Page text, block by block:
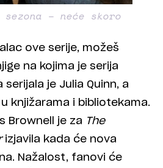
– neće skoro
ove serije, možeš
na kojima je serija
je Julia Quinn, a
knjižarama i bibliotekama.
Brownell je za The
izjavila kada će nova
Nažalost, fanovi će